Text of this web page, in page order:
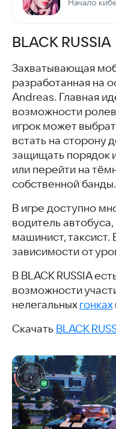
BLACK RUSSIA
Захватывающая
разработанная на
Andreas. Главная
возможности
игрок может
встать на сторону
защищать порядок
или перейти на
собственной банды.
В игре доступно
водитель
машинист, таксист.
зависимости от
В BLACK RUSSIA
возможности
нелегальных гонках
Скачать BLACK